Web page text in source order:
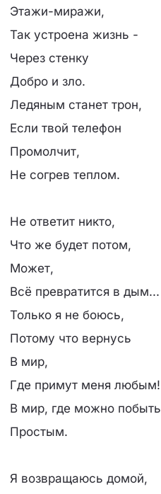
Этажи-миражи,
Так устроена жизнь -
Через стенку
Добро и зло.
Ледяным станет трон,
Если твой телефон
Промолчит,
Не согрев теплом.
Не ответит никто,
Что же будет потом,
Может,
Всё превратится в дым...
Только я не боюсь,
Потому что вернусь
В мир,
Где примут меня любым!
В мир, где можно побыть
Простым.
Я возвращаюсь домой,